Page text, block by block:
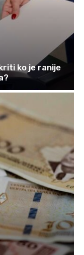
ko je ranije